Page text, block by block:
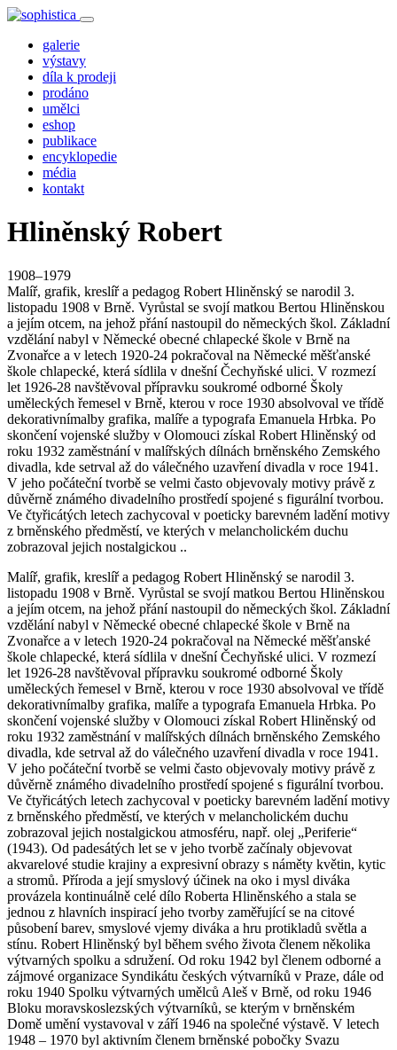
galerie
výstavy
díla k prodeji
prodáno
umělci
eshop
publikace
encyklopedie
média
kontakt
Hliněnský Robert
1908–1979
Malíř, grafik, kreslíř a pedagog Robert Hliněnský se narodil 3.
listopadu 1908 v Brně. Vyrůstal se svojí matkou Bertou Hliněnskou
a jejím otcem, na jehož přání nastoupil do německých škol. Základní
vzdělání nabyl v Německé obecné chlapecké škole v Brně na
Zvonařce a v letech 1920-24 pokračoval na Německé měšťanské
škole chlapecké, která sídlila v dnešní Čechyňské ulici. V rozmezí
let 1926-28 navštěvoval přípravku soukromé odborné Školy
uměleckých řemesel v Brně, kterou v roce 1930 absolvoval ve třídě
dekorativnímalby grafika, malíře a typografa Emanuela Hrbka. Po
skončení vojenské služby v Olomouci získal Robert Hliněnský od
roku 1932 zaměstnání v malířských dílnách brněnského Zemského
divadla, kde setrval až do válečného uzavření divadla v roce 1941.
V jeho počáteční tvorbě se velmi často objevovaly motivy právě z
důvěrně známého divadelního prostředí spojené s figurální tvorbou.
Ve čtyřicátých letech zachycoval v poeticky barevném ladění motivy
z brněnského předměstí, ve kterých v melancholickém duchu
zobrazoval jejich nostalgickou ..
Malíř, grafik, kreslíř a pedagog Robert Hliněnský se narodil 3.
listopadu 1908 v Brně. Vyrůstal se svojí matkou Bertou Hliněnskou
a jejím otcem, na jehož přání nastoupil do německých škol. Základní
vzdělání nabyl v Německé obecné chlapecké škole v Brně na
Zvonařce a v letech 1920-24 pokračoval na Německé měšťanské
škole chlapecké, která sídlila v dnešní Čechyňské ulici. V rozmezí
let 1926-28 navštěvoval přípravku soukromé odborné Školy
uměleckých řemesel v Brně, kterou v roce 1930 absolvoval ve třídě
dekorativnímalby grafika, malíře a typografa Emanuela Hrbka. Po
skončení vojenské služby v Olomouci získal Robert Hliněnský od
roku 1932 zaměstnání v malířských dílnách brněnského Zemského
divadla, kde setrval až do válečného uzavření divadla v roce 1941.
V jeho počáteční tvorbě se velmi často objevovaly motivy právě z
důvěrně známého divadelního prostředí spojené s figurální tvorbou.
Ve čtyřicátých letech zachycoval v poeticky barevném ladění motivy
z brněnského předměstí, ve kterých v melancholickém duchu
zobrazoval jejich nostalgickou atmosféru, např. olej „Periferie“
(1943). Od padesátých let se v jeho tvorbě začínaly objevovat
akvarelové studie krajiny a expresivní obrazy s náměty květin, kytic
a stromů. Příroda a její smyslový účinek na oko i mysl diváka
provázela kontinuálně celé dílo Roberta Hliněnského a stala se
jednou z hlavních inspirací jeho tvorby zaměřující se na citové
působení barev, smyslové vjemy diváka a hru protikladů světla a
stínu. Robert Hliněnský byl během svého života členem několika
výtvarných spolku a sdružení. Od roku 1942 byl členem odborné a
zájmové organizace Syndikátu českých výtvarníků v Praze, dále od
roku 1940 Spolku výtvarných umělců Aleš v Brně, od roku 1946
Bloku moravskoslezských výtvarníků, se kterým v brněnském
Domě umění vystavoval v září 1946 na společné výstavě. V letech
1948 – 1970 byl aktivním členem brněnské pobočky Svazu